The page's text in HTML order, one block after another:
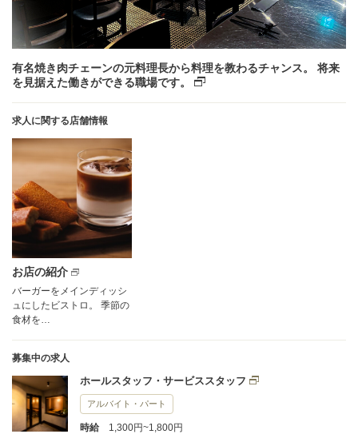
有名焼き肉チェーンの元料理長から料理を教わるチャンス。 将来
を見据えた働きができる職場です。
求人に関する店舗情報
お店の紹介
バーガーをメインディッシ
ュにしたビストロ。 季節の
食材を…
募集中の求人
ホールスタッフ・サービススタッフ
アルバイト・パート
時給
1,300円~1,800円